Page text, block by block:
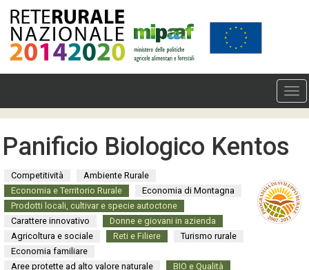
Panificio Biologico Kentos
Competitività
Ambiente Rurale
Economia e Territorio Rurale
Economia di Montagna
Prodotti locali, cultivar e specie autoctone
Carattere innovativo
Donne e giovani in azienda
Agricoltura e sociale
Reti e Filiere
Turismo rurale
Economia familiare
Aree protette ad alto valore naturale
BIO e Qualità